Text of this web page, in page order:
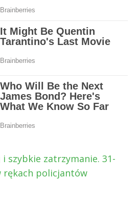
i szybkie zatrzymanie. 31-
rękach policjantów